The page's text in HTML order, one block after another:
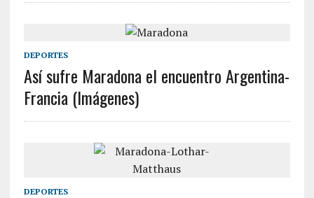
DEPORTES
Así sufre Maradona el encuentro Argentina-
Francia (Imágenes)
DEPORTES